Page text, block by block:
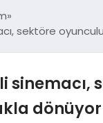
sektöre
sinemacı,
dönüyor